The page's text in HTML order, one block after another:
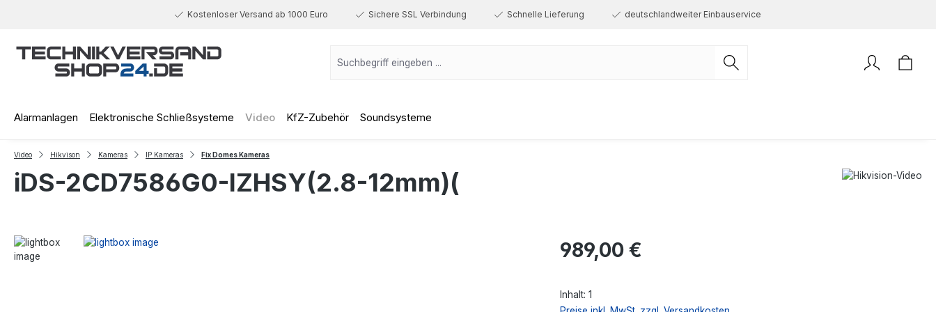
Kostenloser Versand ab 1000 Euro Sichere SSL Verbindung Schnelle Lieferung deutschlandweiter Einbauservice
Alarmanlagen Elektronische Schließsysteme Video KfZ-Zubehör Soundsysteme
Video Hikvison Kameras IP Kameras Fix Domes Kameras
iDS-2CD7586G0-IZHSY(2.8-12mm)(
Regulärer Preis:
989,00 €
Inhalt: 1